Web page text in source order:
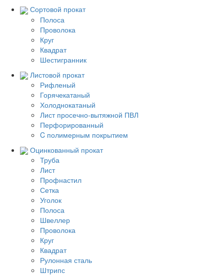
Сортовой прокат
Полоса
Проволока
Круг
Квадрат
Шестигранник
Листовой прокат
Рифленый
Горячекатаный
Холоднокатаный
Лист просечно-вытяжной ПВЛ
Перфорированный
C полимерным покрытием
Оцинкованный прокат
Труба
Лист
Профнастил
Сетка
Уголок
Полоса
Швеллер
Проволока
Круг
Квадрат
Рулонная сталь
Штрипс